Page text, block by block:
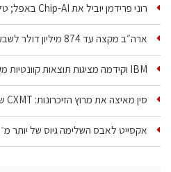
רוני פרידמן יוביל את Chip‑AI באפל; טל ענבר ינהל את…
ארה״ב מקצה עד 874 מיליון דולר לשבע טכנולוגיות שבבים…
IBM וקידמה מציגות תוצאות קוונטיות מעבר ליכולת…
סין מאיצה את מרוץ הזיכרונות: CXMT שוקלת להקים מפעל…
אקסייט לאבס השלימה גיוס של יותר מ־300 מיליון דולר…